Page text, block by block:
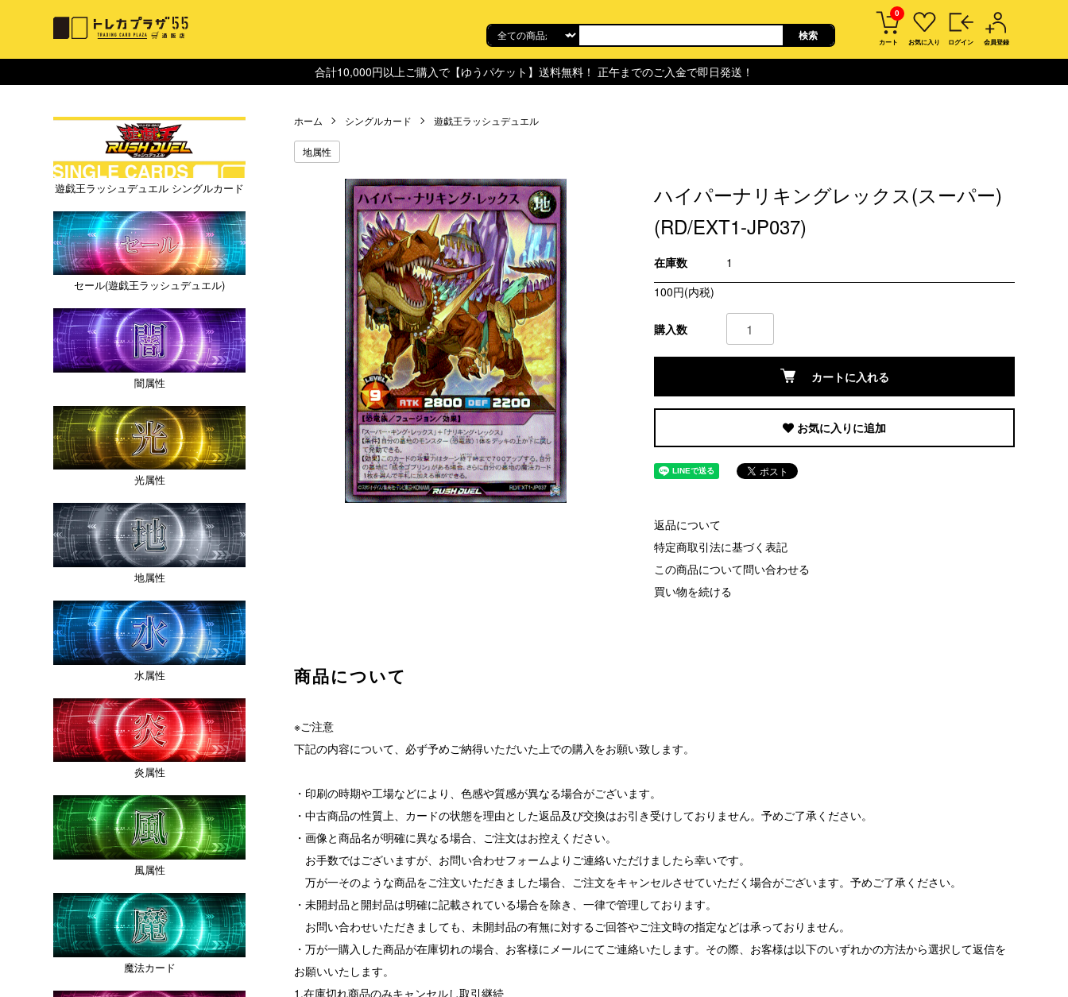
0
カート お気に入り ログイン 会員登録
合計10,000円以上ご購入で【ゆうパケット】送料無料！ 正午までのご入金で即日発送！
ホーム シングルカード 遊戯王ラッシュデュエル
地属性
ハイパーナリキングレックス(スーパー)
(RD/EXT1-JP037)
在庫数
1
100円(内税)
購入数
カートに入れる
お気に入りに追加
返品について
特定商取引法に基づく表記
この商品について問い合わせる
買い物を続ける
商品について
※ご注意
下記の内容について、必ず予めご納得いただいた上での購入をお願い致します。
・印刷の時期や工場などにより、色感や質感が異なる場合がございます。
・中古商品の性質上、カードの状態を理由とした返品及び交換はお引き受けしておりません。予めご了承ください。
・画像と商品名が明確に異なる場合、ご注文はお控えください。
お手数ではございますが、お問い合わせフォームよりご連絡いただけましたら幸いです。
万が一そのような商品をご注文いただきました場合、ご注文をキャンセルさせていただく場合がございます。予めご了承ください。
・未開封品と開封品は明確に記載されている場合を除き、一律で管理しております。
お問い合わせいただきましても、未開封品の有無に対するご回答やご注文時の指定などは承っておりません。
・万が一購入した商品が在庫切れの場合、お客様にメールにてご連絡いたします。その際、お客様は以下のいずれかの方法から選択して返信を
お願いいたします。
1.在庫切れ商品のみキャンセルし取引継続
遊戯王ラッシュデュエル シングルカード
セール(遊戯王ラッシュデュエル)
闇属性
光属性
地属性
水属性
炎属性
風属性
魔法カード